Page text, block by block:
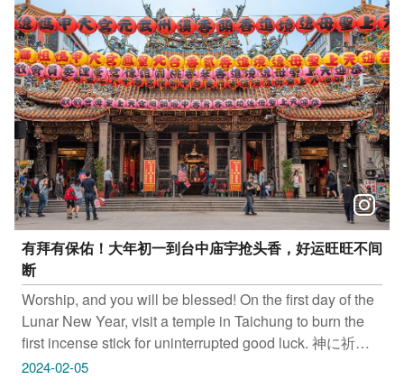
限领一次，数量有限送完为止 ​ 兑换地点 (春节期间各景
点营业时间不一，建议上网或致电该场馆，避免向隅) 丽
宝乐园探索世界游客中心(888丽宝乐园站) 营业时间：
09:30-17:00 鸿鼎菓子(888 丰原转运中心站) 营业时间：
08:30-20:30 木匠兄妹(888七星农场站) 营业时间：09:00-
17:00 周三公休 全安堂太阳饼博物馆(11台中车站) 营业时
间：09:00-17:30 美术园道借问站(11美术园道五权五街
站) 营业时间：08:30-05:30(中午12:00-13:30 及周六日公
休) ​ ​ 玩粉们想知道更多台中市台湾好行及微笑套票讯
息，请上台中观光旅游网查询：
https://taiwangov.com/T0Ldv #台中市台湾好行 #丰后线 #
台中时尚城中城线
有拜有保佑！大年初一到台中庙宇抢头香，好运旺旺不间
断
Worship, and you will be blessed! On the first day of the
Lunar New Year, visit a temple in Taichung to burn the
first incense stick for uninterrupted good luck. 神に祈れ
ばご加护あり！旧正月の元日に台中の庙で线香を捧げ、
2024-02-05